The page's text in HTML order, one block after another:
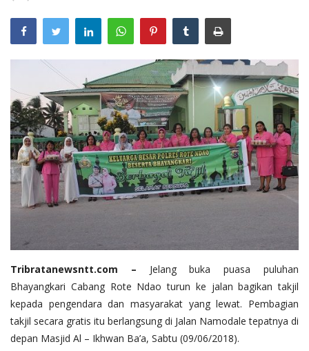
Polisi Kita
Mitra Polisi
Giat Ops
Link Polda NTT
Tribratanewsntt.com – Jelang buka puasa puluhan
Bhayangkari Cabang Rote Ndao turun ke jalan bagikan takjil
kepada pengendara dan masyarakat yang lewat. Pembagian
takjil secara gratis itu berlangsung di Jalan Namodale tepatnya di
depan Masjid Al – Ikhwan Ba’a, Sabtu (09/06/2018).